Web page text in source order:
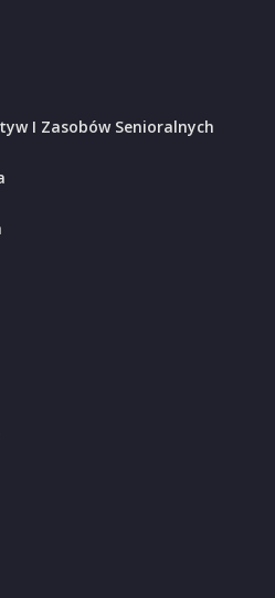
I Zasobów Senioralnych